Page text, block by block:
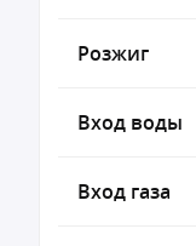
Розжиг
Вход воды
Вход газа